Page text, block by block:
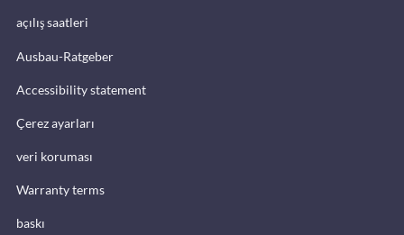
açılış saatleri
Ausbau-Ratgeber
Accessibility statement
Çerez ayarları
veri koruması
Warranty terms
baskı